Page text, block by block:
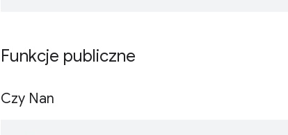
Funkcje publiczne
Czy Nan